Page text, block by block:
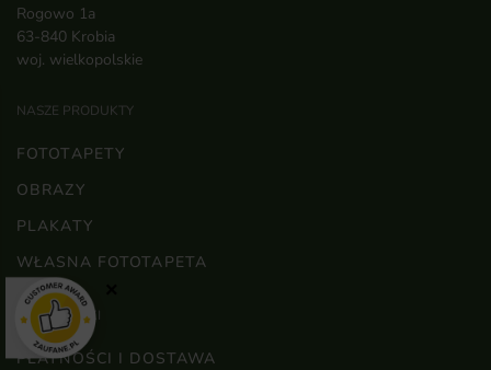
Rogowo 1a
63-840 Krobia
woj. wielkopolskie
NASZE PRODUKTY
FOTOTAPETY
OBRAZY
PLAKATY
WŁASNA FOTOTAPETA
WAŻNE LINKI
PŁATNOŚCI I DOSTAWA